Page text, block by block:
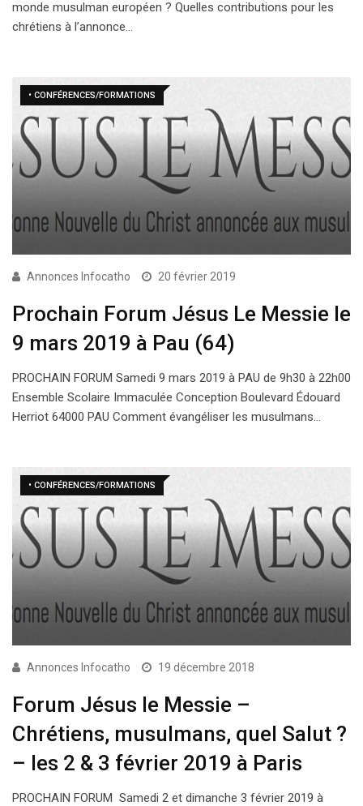
monde musulman européen ? Quelles contributions pour les
chrétiens à l’annonce…
• CONFÉRENCES/FORMATIONS
Annonces Infocatho 20 février 2019
Prochain Forum Jésus Le Messie le
9 mars 2019 à Pau (64)
PROCHAIN FORUM Samedi 9 mars 2019 à PAU de 9h30 à 22h00
Ensemble Scolaire Immaculée Conception Boulevard Édouard
Herriot 64000 PAU Comment évangéliser les musulmans…
• CONFÉRENCES/FORMATIONS
Annonces Infocatho 19 décembre 2018
Forum Jésus le Messie –
Chrétiens, musulmans, quel Salut ?
– les 2 & 3 février 2019 à Paris
PROCHAIN FORUM Samedi 2 et dimanche 3 février 2019 à